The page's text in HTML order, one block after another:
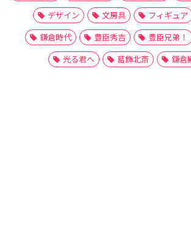
デザイン
文房具 フィギュア
鎌倉時代
豊臣秀吉 豊臣兄弟！
光る君へ
葛飾北斎 鎌倉